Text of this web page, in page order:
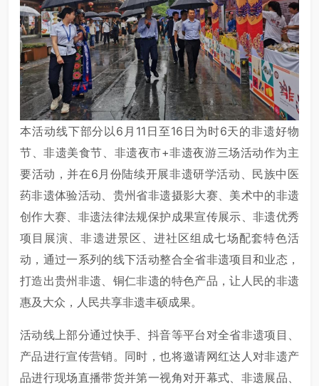
本活动线下部分以6月11日至16日为时6天的非遗好物
节、非遗美食节、非遗夜市+非遗夜游三场活动作为主
要活动，并在6月份陆续开展非遗研学活动、民族中医
药非遗体验活动、贵州省非遗摄影大赛、美术中的非遗
创作大赛、非遗法律法规保护成果宣传展示、非遗优秀
项目展演、非遗进景区、进社区组成七场配套特色活
动，通过一系列的线下活动整合全省非遗项目和业态，
打造出贵州非遗、铜仁非遗的特色产品，让人民的非遗
惠及大众，人民共享非遗丰硕成果。
活动线上部分通过快手、抖音等平台对全省非遗项目、
产品进行宣传营销。同时，也将邀请网红达人对非遗产
品进行现场直播带货并第一视角对开幕式、非遗展品、